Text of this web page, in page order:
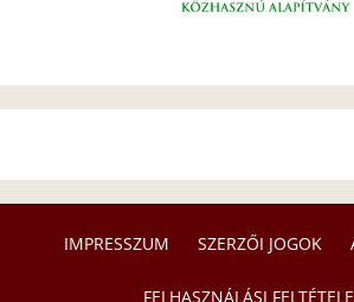
IMPRESSZUM SZERZŐI JOGOK
FELHASZNÁLÁSI